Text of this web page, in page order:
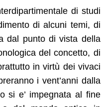
di studi
di alcuni temi, di
dal punto di vista della
del concetto, di
in virtù dei vivaci
i vent’anni dalla
si e’ impegnata al fine